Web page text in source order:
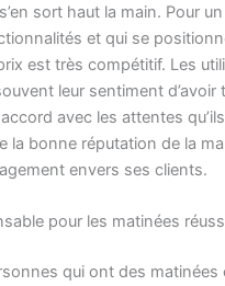
sort haut la main. Pour
et qui se
est très compétitif. Les
leur sentiment d’avoir
avec les attentes
la bonne réputation de la
envers ses clients.
pour les matinées
qui ont des matinées